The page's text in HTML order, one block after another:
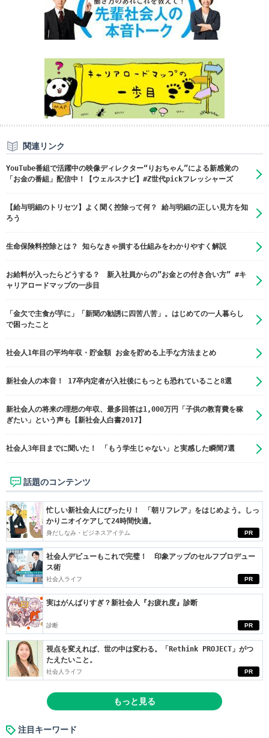
関連リンク
YouTube番組で活躍中の映像ディレクター“りおちゃん”による新感覚の
「お金の番組」配信中！【ウェルスナビ】#Z世代pickフレッシャーズ
【給与明細のトリセツ】よく聞く控除って何？ 給与明細の正しい見方を知
ろう
生命保険料控除とは？ 知らなきゃ損する仕組みをわかりやすく解説
お給料が入ったらどうする？ 新入社員からの”お金との付き合い方” #キ
ャリアロードマップの一歩目
「金欠で主食が芋に」「新聞の勧誘に四苦八苦」。はじめての一人暮らし
で困ったこと
社会人1年目の平均年収・貯金額 お金を貯める上手な方法まとめ
新社会人の本音！ 17卒内定者が入社後にもっとも恐れていること8選
新社会人の将来の理想の年収、最多回答は1,000万円「子供の教育費を稼
ぎたい」という声も【新社会人白書2017】
社会人3年目までに聞いた！ 「もう学生じゃない」と実感した瞬間7選
話題のコンテンツ
PR
忙しい新社会人にぴったり！ 「朝リフレア」をはじめよう。しっ
かりニオイケアして24時間快適。
身だしなみ・ビジネスアイテム
PR
社会人デビューもこれで完璧！ 印象アップのセルフプロデュー
ス術
社会人ライフ
PR
実はがんばりすぎ？新社会人『お疲れ度』診断
診断
PR
視点を変えれば、世の中は変わる。「Rethink PROJECT」がつ
たえたいこと。
社会人ライフ
もっと見る
注目キーワード